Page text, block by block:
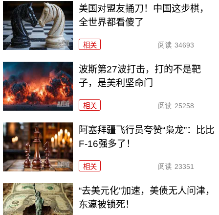
美国对盟友捅刀！中国这步棋，
全世界都看傻了
相关 阅读 34693
波斯第27波打击，打的不是靶
子，是美利坚命门
相关 阅读 25258
阿塞拜疆飞行员夸赞“枭龙”：比比
F-16强多了！
相关 阅读 23351
“去美元化”加速，美债无人问津，
东瀛被锁死！